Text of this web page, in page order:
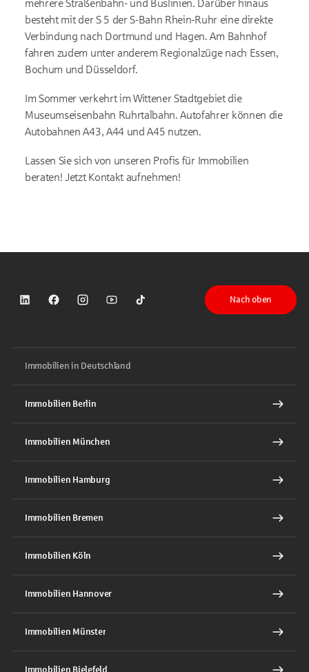
mehrere Straßenbahn- und Buslinien. Darüber hinaus
besteht mit der S 5 der S-Bahn Rhein-Ruhr eine direkte
Verbindung nach Dortmund und Hagen. Am Bahnhof
fahren zudem unter anderem Regionalzüge nach Essen,
Bochum und Düsseldorf.
Im Sommer verkehrt im Wittener Stadtgebiet die
Museumseisenbahn Ruhrtalbahn. Autofahrer können die
Autobahnen A43, A44 und A45 nutzen.
Lassen Sie sich von unseren Profis für Immobilien
beraten! Jetzt Kontakt aufnehmen!
Sparkasse auf LinkedIn
Sparkasse auf Facebook
Sparkasse auf Instagram
Sparkasse auf YouTube
Sparkasse auf TikTok
Nach oben
Immobilien in Deutschland
Immobilien Berlin
Immobilien München
Immobilien Hamburg
Immobilien Bremen
Immobilien Köln
Immobilien Hannover
Immobilien Münster
Immobilien Bielefeld